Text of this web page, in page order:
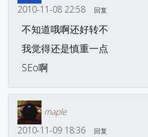
2010-11-08 22:58
回复
不知道哦啊还好转不
我觉得还是慎重一点
SEo啊
maple
2010-11-09 18:36
回复